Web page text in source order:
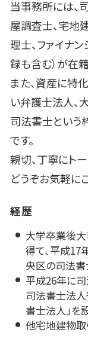
当事務所には、
屋調査士、宅地
理士、ファイナ
録も含む）が在
また、資産に特
い弁護士法人、
司法書士という
です。
親切、丁寧にト
どうぞお気軽に
経歴
大学卒業後
得て、平成17
央区の司法書
平成26年に
司法書士法
書士法人」を
他宅地建物